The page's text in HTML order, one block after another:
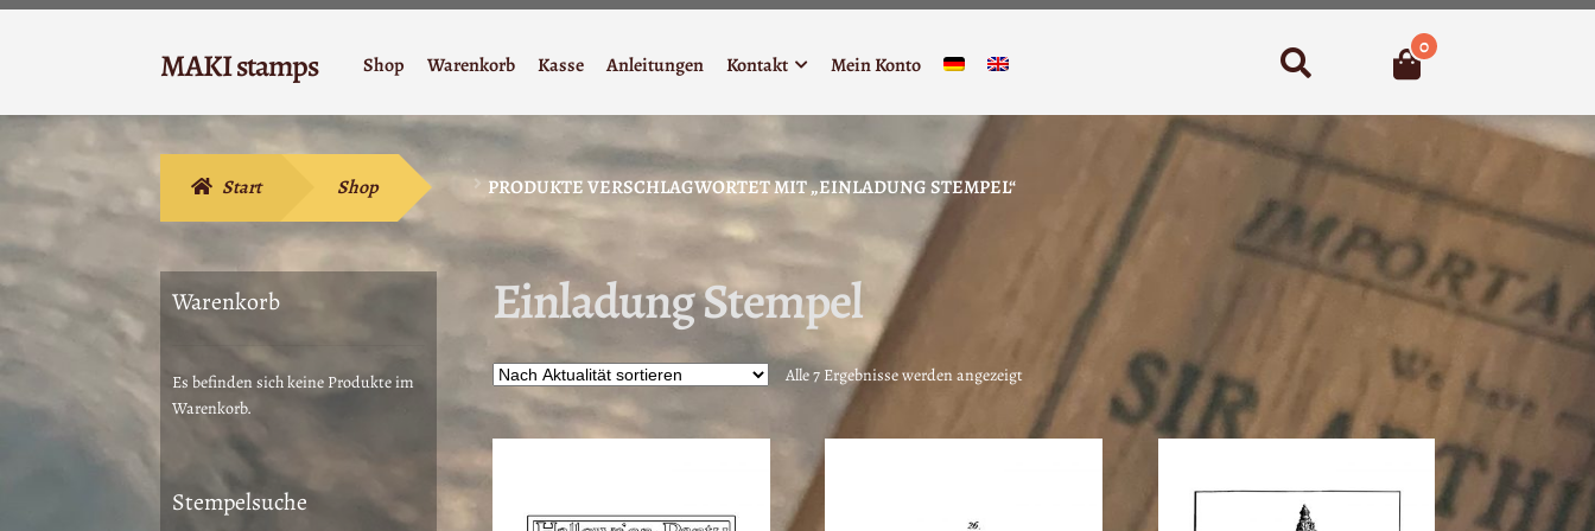
Zur
Navigation
springen
Zum
Inhalt
springen
MAKI stamps Shop Warenkorb Kasse Anleitungen Kontakt Mein Konto Suchen 0
Start Shop PRODUKTE VERSCHLAGWORTET MIT „EINLADUNG STEMPEL“
Einladung Stempel
Alle 7 Ergebnisse werden angezeigt Nach
Aktualität
sortiert
Warenkorb
Es befinden sich keine Produkte im
Warenkorb.
Stempelsuche